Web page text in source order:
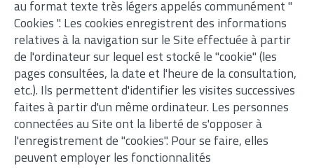
au format texte très légers appelés communément "
Cookies ". Les cookies enregistrent des informations
relatives à la navigation sur le Site effectuée à partir
de l'ordinateur sur lequel est stocké le "cookie" (les
pages consultées, la date et l'heure de la consultation,
etc.). Ils permettent d'identifier les visites successives
faites à partir d'un même ordinateur. Les personnes
connectées au Site ont la liberté de s'opposer à
l'enregistrement de "cookies". Pour se faire, elles
peuvent employer les fonctionnalités